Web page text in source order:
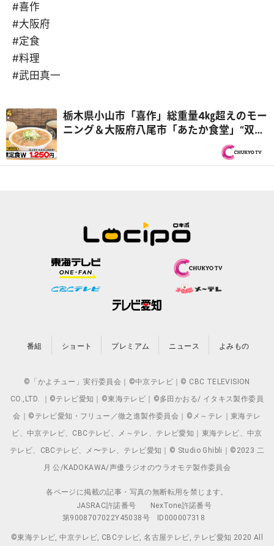
#喜作
#大阪府
#定食
#料理
#武田真一
栃木県小山市「喜作」総重量4㎏超えのモー
ニング＆大阪府八尾市「あたか食堂」“双子
妖精姉妹”が再び登場『オモウマい店』
番組 ショート プレミアム ニュース よみもの
©「かよチュー」実行委員会｜©中京テレビ｜© CBC TELEVISION
CO.,LTD. ｜©テレビ愛知｜©東海テレビ｜©多田かおる/ イタキス製作委員
会｜©テレビ愛知・フリュー／徹之進製作委員会｜©メ～テレ｜東海テレ
ビ、中京テレビ、CBCテレビ、メ～テレ、テレビ愛知｜東海テレビ、中京
テレビ、CBCテレビ、メ〜テレ、テレビ愛知｜© Studio Ghibli｜©2023 二
月 公/KADOKAWA/声優ラジオのウラオモテ製作委員会
各ページに掲載の記事・写真の無断転用を禁じます。
JASRAC許諾番号
NexTone許諾番号
第9008707022Y45038号
ID000007318
©東海テレビ, 中京テレビ, CBCテレビ, 名古屋テレビ, テレビ愛知 2020 All